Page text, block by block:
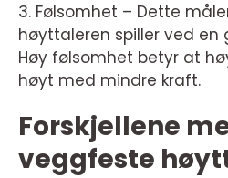
3. Følsomhet – Dette
høyttaleren spiller ved
Høy følsomhet betyr at
høyt med mindre kraft.
Forskjellene
veggfeste